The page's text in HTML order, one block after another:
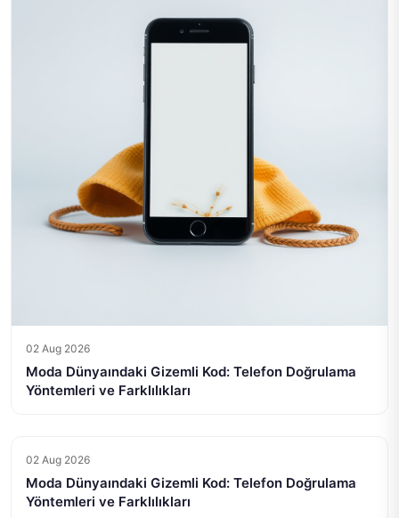
02 Aug 2026
Moda Dünyaındaki Gizemli Kod: Telefon Doğrulama
Yöntemleri ve Farklılıkları
02 Aug 2026
Moda Dünyaındaki Gizemli Kod: Telefon Doğrulama
Yöntemleri ve Farklılıkları